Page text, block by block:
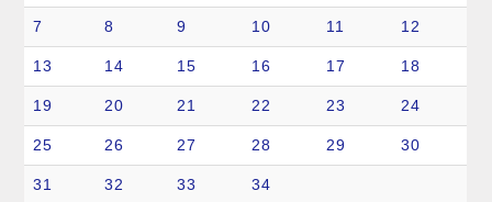
7 8 9 10 11 12
13 14 15 16 17 18
19 20 21 22 23 24
25 26 27 28 29 30
31 32 33 34